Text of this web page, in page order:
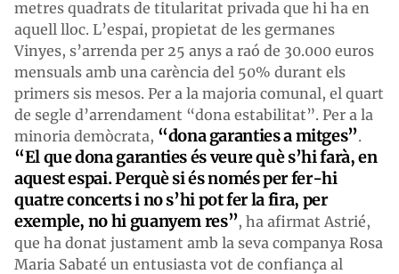
metres quadrats de titularitat privada que hi ha en
aquell lloc. L’espai, propietat de les germanes
Vinyes, s’arrenda per 25 anys a raó de 30.000 euros
mensuals amb una carència del 50% durant els
primers sis mesos. Per a la majoria comunal, el quart
de segle d’arrendament “dona estabilitat”. Per a la
minoria demòcrata, “dona garanties a mitges”.
“El que dona garanties és veure què s’hi farà, en
aquest espai. Perquè si és només per fer-hi
quatre concerts i no s’hi pot fer la fira, per
exemple, no hi guanyem res”, ha afirmat Astrié,
que ha donat justament amb la seva companya Rosa
Maria Sabaté un entusiasta vot de confiança al